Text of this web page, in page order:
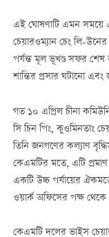
এই ঘোষণাটি এমন সময়ে
চেয়ারওম্যান চেং লি-
পর্যন্ত মূল ভূখণ্ড সফর শেষ
শান্তির প্রসার ঘটানো
গত ১০ এপ্রিল চীনা
সি চিন পিং, কুওমিনতাং
তিনি জনগণের কল্যাণ
কেএমটির মতে, এটি প্রমাণ
একটি উচ্চ পর্যায়ের
ওয়ার্ক অফিসের পক্ষ থেকে
কেএমটি দলের ভাইস